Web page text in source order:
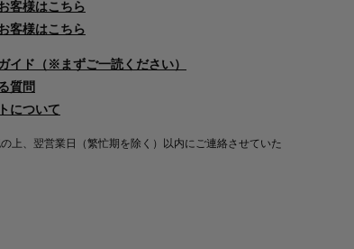
客様はこちら
客様はこちら
イド（※まずご一読ください）
質問
について
上、翌営業日（繁忙期を除く）以内にご連絡させていた